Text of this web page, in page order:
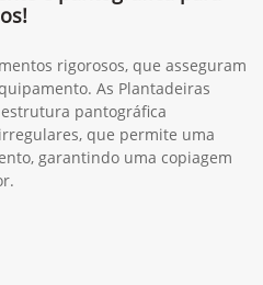
rigorosos, que asseguram
As Plantadeiras
pantográfica
que permite uma
garantindo uma copiagem